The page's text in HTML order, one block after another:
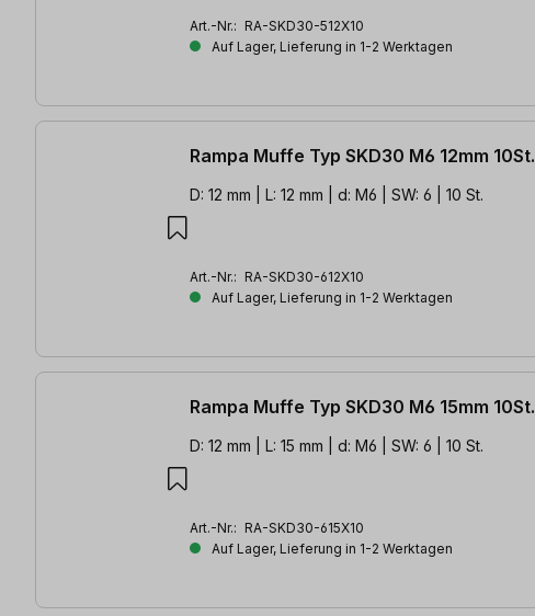
Art.-Nr.: RA-SKD30-512X10
Auf Lager, Lieferung in 1-2 Werktagen
Rampa Muffe Typ SKD30 M6 12mm 10St.
D: 12 mm | L: 12 mm | d: M6 | SW: 6 | 10 St.
Art.-Nr.: RA-SKD30-612X10
Auf Lager, Lieferung in 1-2 Werktagen
Rampa Muffe Typ SKD30 M6 15mm 10St.
D: 12 mm | L: 15 mm | d: M6 | SW: 6 | 10 St.
Art.-Nr.: RA-SKD30-615X10
Auf Lager, Lieferung in 1-2 Werktagen